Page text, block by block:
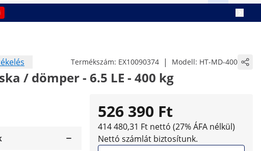
Termékszám: EX10090374 | Modell: HT-MD-400
/ dömper - 6.5 LE - 400 kg
526 390 Ft
414 480,31 Ft nettó (27% ÁFA nélkül)
Nettó számlát biztosítunk.